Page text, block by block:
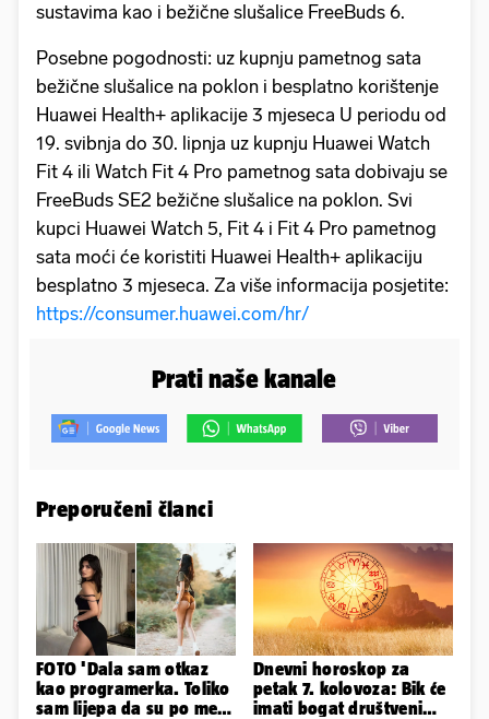
sustavima kao i bežične slušalice FreeBuds 6.
Posebne pogodnosti: uz kupnju pametnog sata
bežične slušalice na poklon i besplatno korištenje
Huawei Health+ aplikacije 3 mjeseca U periodu od
19. svibnja do 30. lipnja uz kupnju Huawei Watch
Fit 4 ili Watch Fit 4 Pro pametnog sata dobivaju se
FreeBuds SE2 bežične slušalice na poklon. Svi
kupci Huawei Watch 5, Fit 4 i Fit 4 Pro pametnog
sata moći će koristiti Huawei Health+ aplikaciju
besplatno 3 mjeseca. Za više informacija posjetite:
https://consumer.huawei.com/hr/
Prati naše kanale
Preporučeni članci
FOTO 'Dala sam otkaz
kao programerka. Toliko
sam lijepa da su po meni
Dnevni horoskop za
petak 7. kolovoza: Bik će
imati bogat društveni